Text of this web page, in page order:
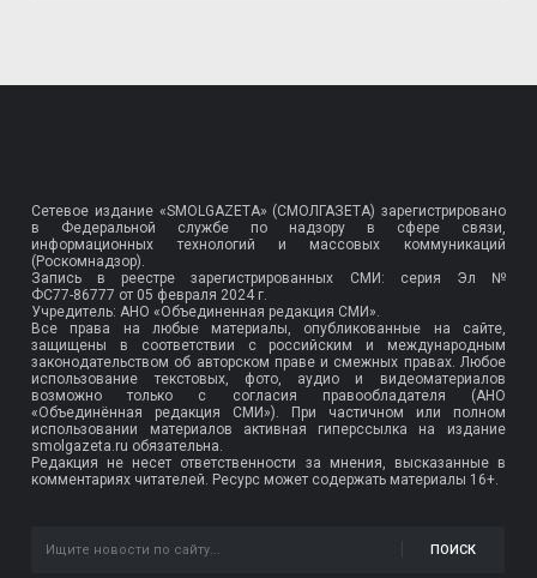
Сетевое издание «SMOLGAZETA» (СМОЛГАЗЕТА) зарегистрировано
в Федеральной службе по надзору в сфере связи,
информационных технологий и массовых коммуникаций
(Роскомнадзор).
Запись в реестре зарегистрированных СМИ: серия Эл №
ФС77-86777 от 05 февраля 2024 г.
Учредитель: АНО «Объединенная редакция СМИ».
Все права на любые материалы, опубликованные на сайте,
защищены в соответствии с российским и международным
законодательством об авторском праве и смежных правах. Любое
использование текстовых, фото, аудио и видеоматериалов
возможно только с согласия правообладателя (АНО
«Объединённая редакция СМИ»). При частичном или полном
использовании материалов активная гиперссылка на издание
smolgazeta.ru обязательна.
Редакция не несет ответственности за мнения, высказанные в
комментариях читателей. Ресурс может содержать материалы 16+.
ПОИСК